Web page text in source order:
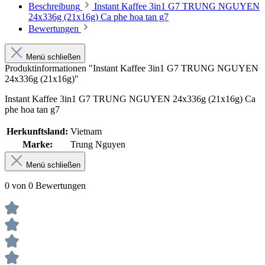
Beschreibung
Instant Kaffee 3in1 G7 TRUNG NGUYEN
24x336g (21x16g) Ca phe hoa tan g7
Bewertungen
Menü schließen
Produktinformationen "Instant Kaffee 3in1 G7 TRUNG NGUYEN
24x336g (21x16g)"
Instant Kaffee 3in1 G7 TRUNG NGUYEN 24x336g (21x16g) Ca
phe hoa tan g7
Herkunftsland: Vietnam
Marke:
Trung Nguyen
Menü schließen
0 von 0 Bewertungen